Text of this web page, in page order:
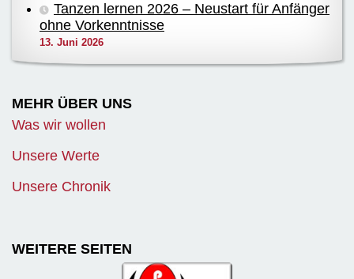
Tanzen lernen 2026 – Neustart für Anfänger
ohne Vorkenntnisse
13. Juni 2026
MEHR ÜBER UNS
Was wir wollen
Unsere Werte
Unsere Chronik
WEITERE SEITEN